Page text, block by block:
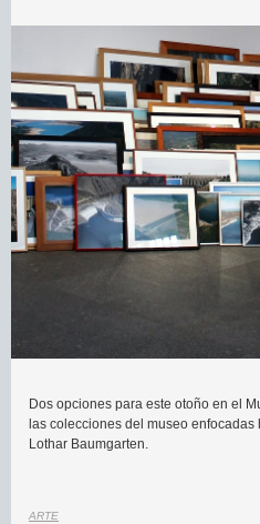
Dos opciones para este otoño en el
las colecciones del museo
Lothar Baumgarten.
ARTE